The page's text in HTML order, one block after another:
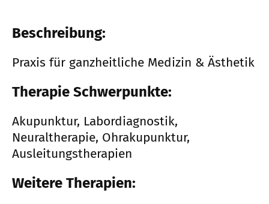
Beschreibung:
Praxis für ganzheitliche Medizin & Ästhetik
Therapie Schwerpunkte:
Akupunktur, Labordiagnostik,
Neuraltherapie, Ohrakupunktur,
Ausleitungstherapien
Weitere Therapien: